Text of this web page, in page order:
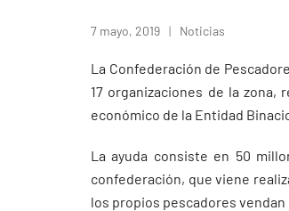
7 mayo, 2019 Noticias
La Confederación de
17 organizaciones de la
económico de la Entidad
La ayuda consiste en 50
confederación, que viene
los propios pescadores